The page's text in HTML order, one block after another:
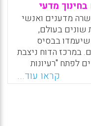
רעיונות גדולים
הדעת ורעיונות
בחינוך מדעי
מדענים ואנשי
שונים בעולם,
בבסיס
במרכז הדוח ניצבת
לפתח "רעיונות
שיאפשרו להם
של העולם סביבם
קראו עוד...